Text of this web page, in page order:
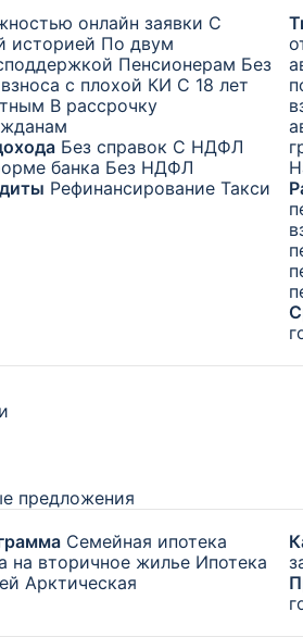
онлайн заявки С
историей По двум
Пенсионерам Без
с плохой КИ С 18 лет
В рассрочку
Без справок С НДФЛ
банка Без НДФЛ
Рефинансирование Такси
предложения
Семейная ипотека
на вторичное жилье Ипотека
Арктическая